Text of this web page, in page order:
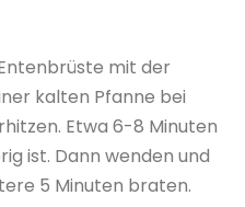
mit der
kalten Pfanne bei
Etwa 6-8 Minuten
ist. Dann wenden und
5 Minuten braten.